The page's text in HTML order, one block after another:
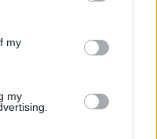
my
my